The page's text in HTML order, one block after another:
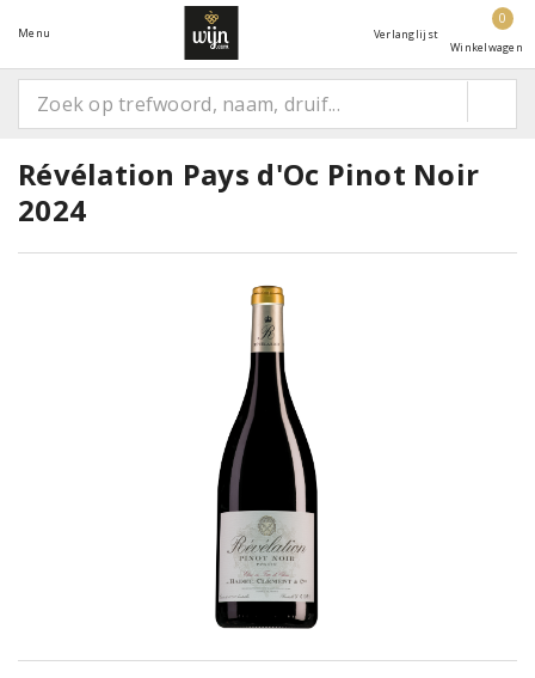
Menu Verlanglijst
0
Winkelwagen
Révélation Pays d'Oc Pinot Noir
2024